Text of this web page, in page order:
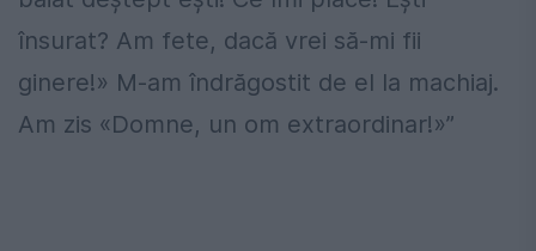
însurat? Am fete, dacă vrei să-mi fii
ginere!» M-am îndrăgostit de el la machiaj.
Am zis «Domne, un om extraordinar!»”